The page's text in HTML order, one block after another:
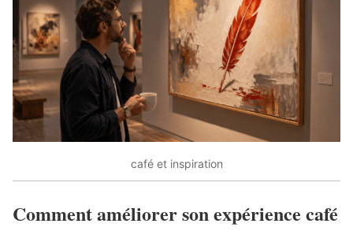
café et inspiration
Comment améliorer son expérience café